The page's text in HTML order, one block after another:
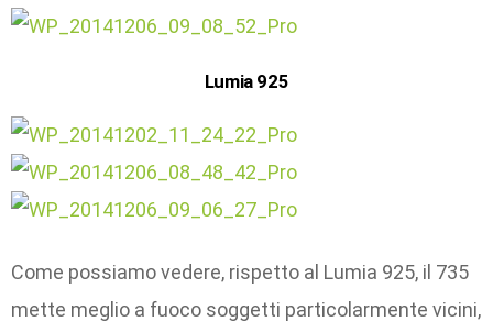
Lumia 925
Come possiamo vedere, rispetto al Lumia 925, il 735
mette meglio a fuoco soggetti particolarmente vicini,